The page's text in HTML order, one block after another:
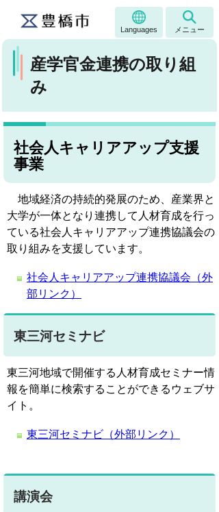
Languages メニュー
産学官金連携の取り組
み
社会人キャリアアップ支援
事業
地域経済の持続的発展のため、産業界と
大学が一体となり連携して人材育成を行っ
ている社会人キャリアアップ連携協議会の
取り組みを支援しています。
社会人キャリアアップ連携協議会（外
部リンク）
東三河セミナビ
東三河地域で開催する人材育成セミナー情
報を簡単に検索することができるウェブサ
イト。
東三河セミナビ（外部リンク）
講演会